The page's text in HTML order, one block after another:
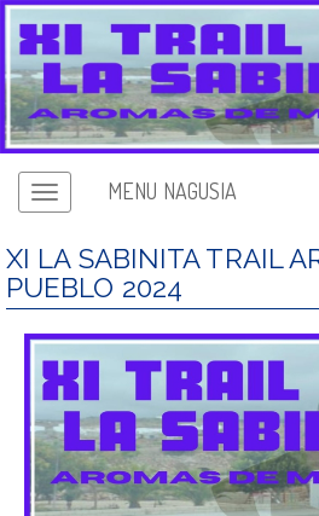
MENU NAGUSIA
XI LA SABINITA TRAIL
PUEBLO 2024